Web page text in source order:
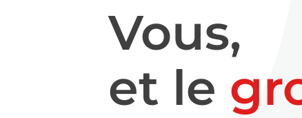
Vous,
et le